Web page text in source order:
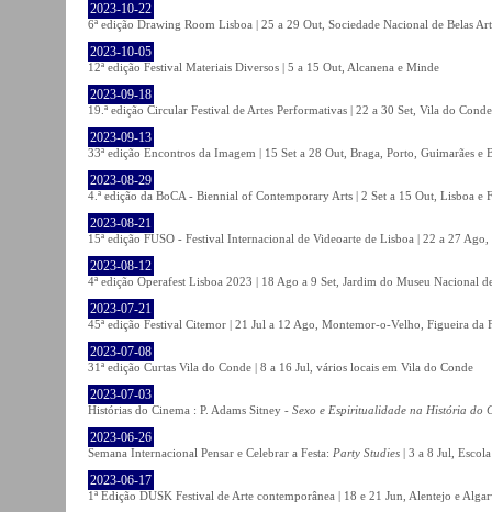
2023-10-22
6ª edição Drawing Room Lisboa | 25 a 29 Out, Sociedade Nacional de Belas
2023-10-05
12ª edição Festival Materiais Diversos | 5 a 15 Out, Alcanena e Minde
2023-09-18
19.ª edição Circular Festival de Artes Performativas | 22 a 30 Set, Vila do Conde
2023-09-13
33ª edição Encontros da Imagem | 15 Set a 28 Out, Braga, Porto, Guimarães e
2023-08-29
4.ª edição da BoCA - Biennial of Contemporary Arts | 2 Set a 15 Out, Lisboa e
2023-08-21
15ª edição FUSO - Festival Internacional de Videoarte de Lisboa | 22 a 27
2023-08-12
4ª edição Operafest Lisboa 2023 | 18 Ago a 9 Set, Jardim do Museu Nacional
2023-07-21
45ª edição Festival Citemor | 21 Jul a 12 Ago, Montemor-o-Velho, Figueira da
2023-07-08
31ª edição Curtas Vila do Conde | 8 a 16 Jul, vários locais em Vila do Conde
2023-07-03
Histórias do Cinema : P. Adams Sitney - Sexo e Espiritualidade na História do
2023-06-26
Semana Internacional Pensar e Celebrar a Festa: Party Studies | 3 a 8 Jul,
2023-06-17
1ª Edição DUSK Festival de Arte contemporânea | 18 e 21 Jun, Alentejo e